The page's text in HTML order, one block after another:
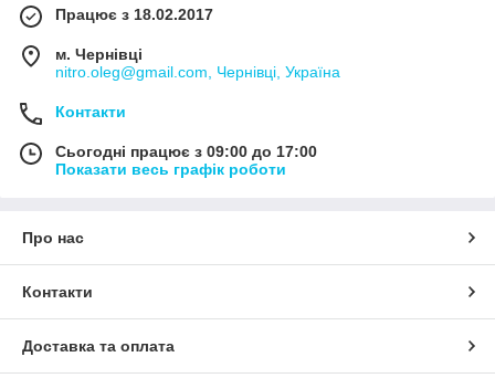
Працює з 18.02.2017
м. Чернівці
nitro.oleg@gmail.com, Чернівці, Україна
Контакти
Сьогодні працює з 09:00 до 17:00
Показати весь графік роботи
Про нас
Контакти
Доставка та оплата